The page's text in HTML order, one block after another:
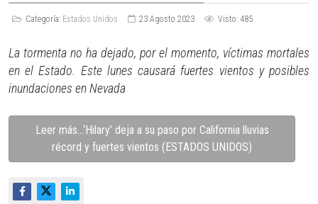
Categoría: Estados Unidos 23 Agosto 2023 Visto: 485
La tormenta no ha dejado, por el momento, víctimas mortales
en el Estado. Este lunes causará fuertes vientos y posibles
inundaciones en Nevada
Leer más…‘Hilary’ deja a su paso por California lluvias
récord y fuertes vientos (ESTADOS UNIDOS)